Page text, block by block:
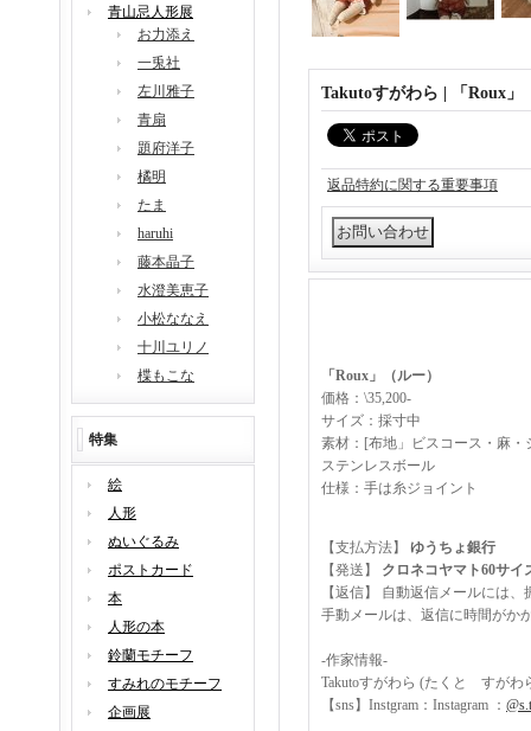
青山忌人形展
お力添え
一兎社
左川雅子
青扇
題府洋子
橘明
たま
haruhi
藤本晶子
水澄美恵子
小松ななえ
十川ユリノ
楪もこな
特集
絵
人形
ぬいぐるみ
ポストカード
本
人形の本
鈴蘭モチーフ
すみれのモチーフ
企画展
Takutoすがわら | 「Roux」
返品特約に関する重要事項
「Roux」（ルー）
価格：\35,200-
サイズ：採寸中
素材：[布地」ビスコース・麻
ステンレスボール
仕様：手は糸ジョイント
【支払方法】 ゆうちょ銀行
【発送】 クロネコヤマト60サイ
【返信】 自動返信メールには
手動メールは、返信に時間がか
-作家情報-
Takutoすがわら (たくと すがわ
【sns】Instgram：Instagram ：